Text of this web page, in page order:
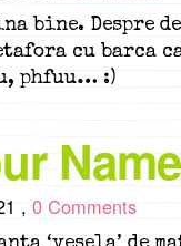
bine. Despre
cu barca
phfuu… :)
, 0 Comments